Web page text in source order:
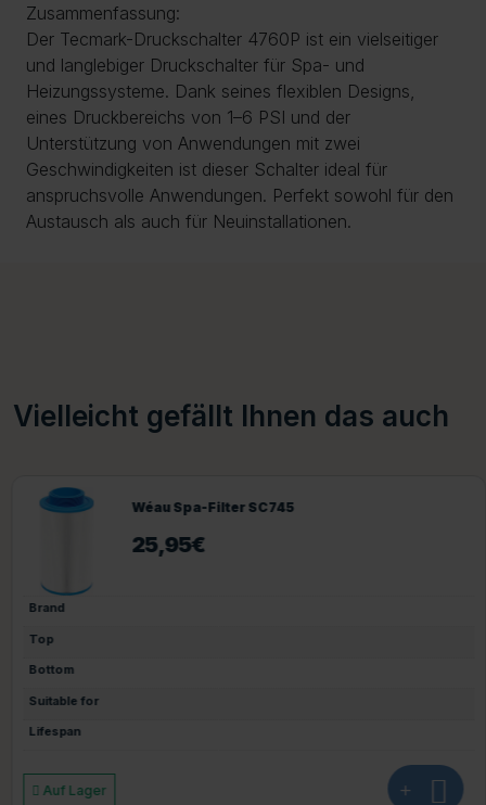
Zusammenfassung:
Der Tecmark-Druckschalter 4760P ist ein vielseitiger
und langlebiger Druckschalter für Spa- und
Heizungssysteme. Dank seines flexiblen Designs,
eines Druckbereichs von 1–6 PSI und der
Unterstützung von Anwendungen mit zwei
Geschwindigkeiten ist dieser Schalter ideal für
anspruchsvolle Anwendungen. Perfekt sowohl für den
Austausch als auch für Neuinstallationen.
Vielleicht gefällt Ihnen das auch
Wéau Spa-Filter SC745
25,95€
Brand
Top
Bottom
Suitable for
Lifespan
Auf Lager +